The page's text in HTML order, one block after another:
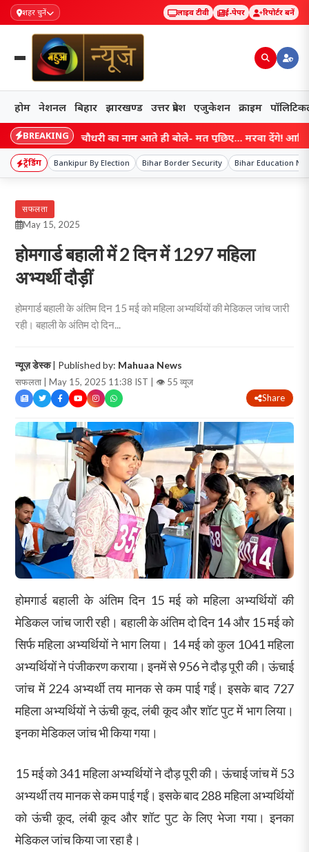
शहर चुनें लाइव टीवी ई-पेपर रिपोर्टर बनें
होम नेशनल बिहार झारखण्ड उत्तर प्रदेश एजुकेशन क्राइम
BREAKING
सम्राट चौधरी का नाम आते ही बोले- मत पूछिए… मरवा देंगे! आखिर
ट्रेंडिंग Bankipur By Election Bihar Border Security Bihar Education
सफलता
May 15, 2025
होमगार्ड बहाली में 2 दिन में 1297 महिला
अभ्यर्थी दौड़ीं
होमगार्ड बहाली के अंतिम दिन 15 मई को महिला अभ्यर्थियों की मेडिकल जांच जारी
रही। बहाली के अंतिम दो दिन...
न्यूज़ डेस्क| Published by: Mahuaa News
सफलता | May 15, 2025 11:38 IST | 👁 55 व्यूज
Share
होमगार्ड बहाली के अंतिम दिन 15 मई को महिला अभ्यर्थियों की
मेडिकल जांच जारी रही। बहाली के अंतिम दो दिन 14 और 15 मई को
सिर्फ महिला अभ्यर्थियों ने भाग लिया। 14 मई को कुल 1041 महिला
अभ्यर्थियों ने पंजीकरण कराया। इनमें से 956 ने दौड़ पूरी की। ऊंचाई
जांच में 224 अभ्यर्थी तय मानक से कम पाई गईं। इसके बाद 727
महिला अभ्यर्थियों ने ऊंची कूद, लंबी कूद और शॉट पुट में भाग लिया।
इनका मेडिकल जांच भी किया गया।
15 मई को 341 महिला अभ्यर्थियों ने दौड़ पूरी की। ऊंचाई जांच में 53
अभ्यर्थी तय मानक से कम पाई गईं। इसके बाद 288 महिला अभ्यर्थियों
को ऊंची कूद, लंबी कूद और शॉट पुट के लिए भेजा गया। इनका
मेडिकल जांच किया जा रहा है।